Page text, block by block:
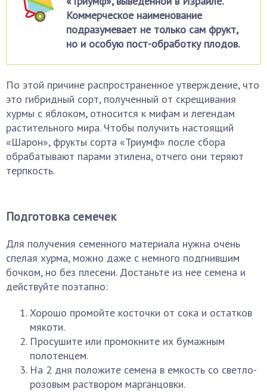
Коммерческое наименование
подразумевает не только сам фрукт,
но и особую пост-обработку плодов.
По этой причине распространенное утверждение, что
это гибридный сорт, полученный от скрещивания
хурмы с яблоком, относится к мифам и легендам
растительного мира. Чтобы получить настоящий
«Шарон», фрукты сорта «Триумф» после сбора
обрабатывают парами этилена, отчего они теряют
терпкость.
Подготовка семечек
Для получения семенного материала нужна очень
спелая хурма, можно даже с немного подгнившим
бочком, но без плесени. Достаньте из нее семена и
действуйте поэтапно:
Хорошо промойте косточки от сока и остатков
мякоти.
Просушите или промокните их бумажным
полотенцем.
На 2 дня положите семена в емкость со светло-
розовым раствором марганцовки.